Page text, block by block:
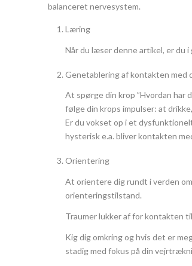
balanceret nervesystem.
Læring
Når du læser denne artikel, er du
Genetablering af kontakten med
At spørge din krop ”Hvordan har
følge din krops impulser: at
Er du vokset op i et
hysterisk e.a. bliver kontakten
Orientering
At orientere dig rundt i verden
orienteringstilstand.
Traumer lukker af for kontakten
Kig dig omkring og hvis det er
stadig med fokus på din